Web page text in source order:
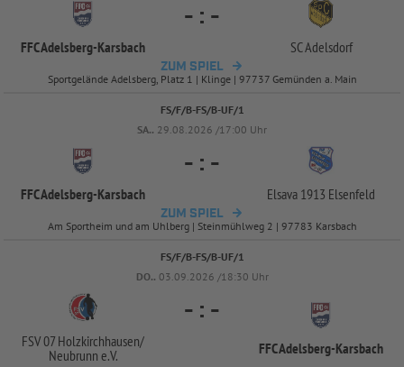
FFC Adelsberg-Karsbach
- : -
SC Adelsdorf
ZUM SPIEL
Sportgelände Adelsberg, Platz 1 | Klinge | 97737 Gemünden a. Main
FS/F/B-FS/B-UF/1
SA.. 29.08.2026 /17:00 Uhr
FFC Adelsberg-Karsbach
- : -
Elsava 1913 Elsenfeld
ZUM SPIEL
Am Sportheim und am Uhlberg | Steinmühlweg 2 | 97783 Karsbach
FS/F/B-FS/B-UF/1
DO.. 03.09.2026 /18:30 Uhr
FSV 07 Holzkirchhausen/
Neubrunn e.V.
- : -
FFC Adelsberg-Karsbach